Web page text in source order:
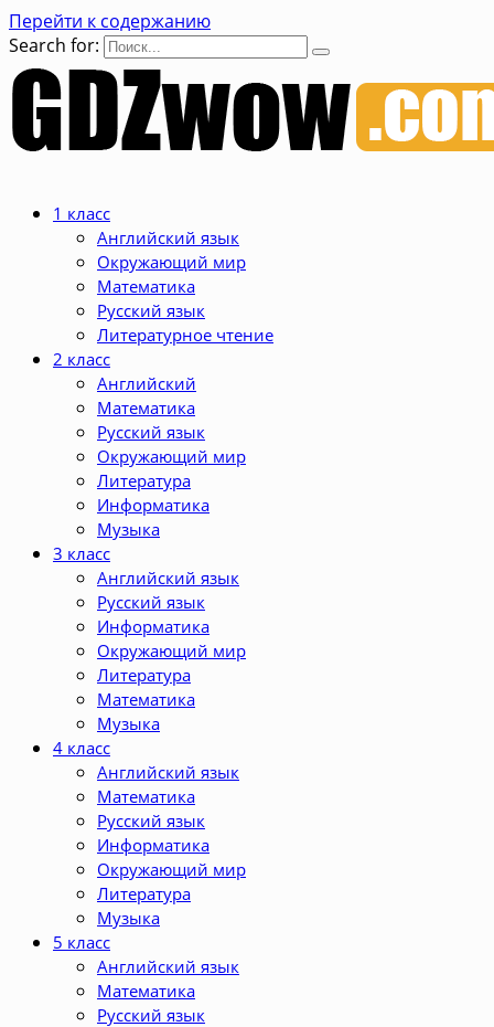
Перейти к содержанию
Search for:
1 класс
Английский язык
Окружающий мир
Математика
Русский язык
Литературное чтение
2 класс
Английский
Математика
Русский язык
Окружающий мир
Литература
Информатика
Музыка
3 класс
Английский язык
Русский язык
Информатика
Окружающий мир
Литература
Математика
Музыка
4 класс
Английский язык
Математика
Русский язык
Информатика
Окружающий мир
Литература
Музыка
5 класс
Английский язык
Математика
Русский язык